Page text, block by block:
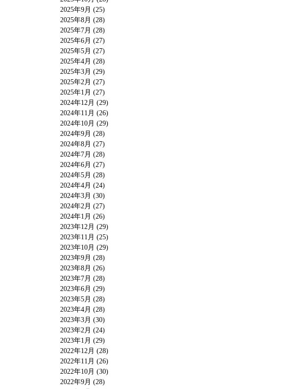
2025年9月 (25)
2025年8月 (28)
2025年7月 (28)
2025年6月 (27)
2025年5月 (27)
2025年4月 (28)
2025年3月 (29)
2025年2月 (27)
2025年1月 (27)
2024年12月 (29)
2024年11月 (26)
2024年10月 (29)
2024年9月 (28)
2024年8月 (27)
2024年7月 (28)
2024年6月 (27)
2024年5月 (28)
2024年4月 (24)
2024年3月 (30)
2024年2月 (27)
2024年1月 (26)
2023年12月 (29)
2023年11月 (25)
2023年10月 (29)
2023年9月 (28)
2023年8月 (26)
2023年7月 (28)
2023年6月 (29)
2023年5月 (28)
2023年4月 (28)
2023年3月 (30)
2023年2月 (24)
2023年1月 (29)
2022年12月 (28)
2022年11月 (26)
2022年10月 (30)
2022年9月 (28)